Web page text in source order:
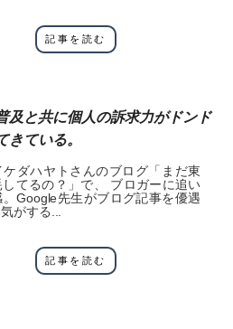
記事を読む
及と共に個人の訴求力がドンド
きている。
ケダハヤトさんのブログ「まだ東
てるの？」で、 ブロガーに追い
。Google先生がブログ記事を優遇
がする...
記事を読む